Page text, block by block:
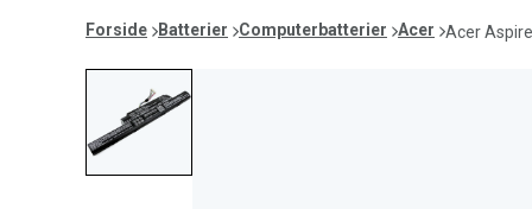
Forside Batterier Computerbatterier Acer Acer